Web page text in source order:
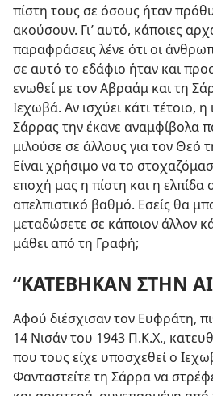
πίστη τους σε όσους ήταν
ακούσουν. Γι’ αυτό, κάποιες
παραφράσεις λένε ότι οι
σε αυτό το εδάφιο ήταν και
ενωθεί με τον Αβραάμ και τη
Ιεχωβά. Αν ισχύει κάτι τέτοιο,
Σάρρας την έκανε αναμφίβολα
μιλούσε σε άλλους για τον Θεό
Είναι χρήσιμο να το
εποχή μας η πίστη και η ελπίδα
απελπιστικό βαθμό. Εσείς θα
μεταδώσετε σε κάποιον άλλον
μάθει από τη Γραφή;
“ΚΑΤΕΒΗΚΑΝ ΣΤΗΝ
Αφού διέσχισαν τον Ευφράτη,
14 Νισάν του 1943 Π.Κ.Χ.,
που τους είχε υποσχεθεί ο
Φανταστείτε τη Σάρρα να